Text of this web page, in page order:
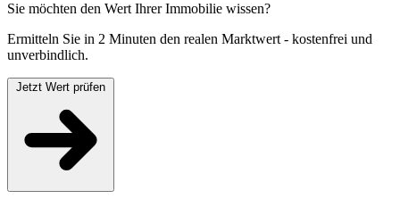
Sie möchten den Wert Ihrer Immobilie wissen?
Ermitteln Sie in 2 Minuten den realen Marktwert - kostenfrei und
unverbindlich.